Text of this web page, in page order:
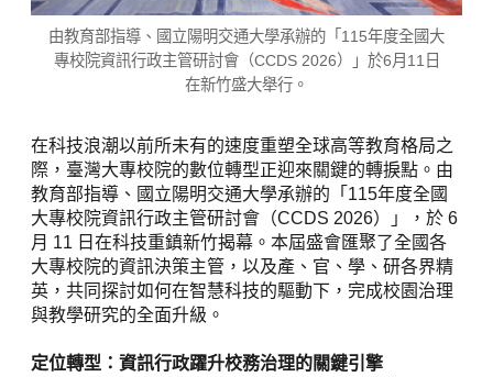
由教育部指導、國立陽明交通大學承辦的「115年度全國大
專校院資訊行政主管研討會（CCDS 2026）」於6月11日
在新竹盛大舉行。
在科技浪潮以前所未有的速度重塑全球高等教育格局之
際，臺灣大專校院的數位轉型正迎來關鍵的轉捩點。由
教育部指導、國立陽明交通大學承辦的「115年度全國
大專校院資訊行政主管研討會（CCDS 2026）」，於 6
月 11 日在科技重鎮新竹揭幕。本屆盛會匯聚了全國各
大專校院的資訊決策主管，以及產、官、學、研各界精
英，共同探討如何在智慧科技的驅動下，完成校園治理
與教學研究的全面升級。
定位轉型：資訊行政躍升校務治理的關鍵引擎